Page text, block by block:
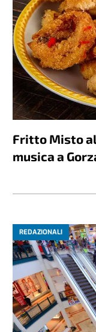
Fritto Misto
musica a
REDAZIONALI